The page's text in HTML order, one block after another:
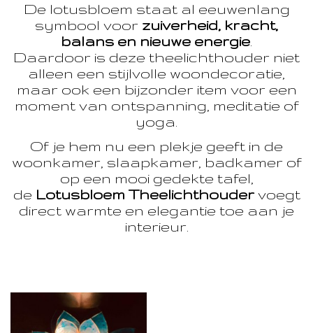
De lotusbloem staat al eeuwenlang
symbool voor zuiverheid, kracht,
balans en nieuwe energie
Daardoor is deze theelichthouder niet
alleen een stijlvolle woondecoratie,
maar ook een bijzonder item voor een
moment van ontspanning, meditatie of
yoga.
Of je hem nu een plekje geeft in de
woonkamer, slaapkamer, badkamer of
op een mooi gedekte tafel,
de Lotusbloem Theelichthoudervoegt
direct warmte en elegantie toe aan je
interieur.